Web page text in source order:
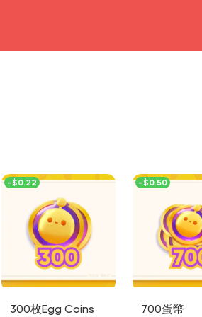
300枚Egg Coins
-$0.22
700蛋幣
-$0.50